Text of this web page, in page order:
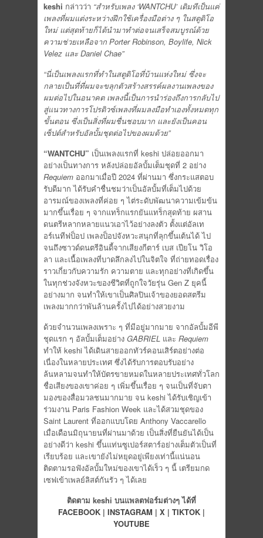
keshi กล่าวว่า “สำหรับเพลง ‘WANTCHU’ เดิมทีเป็นแค่
เพลงที่ผมแต่งระหว่างฝึกใช้เครื่องมือต่าง ๆ ในสตูดิโอ
ใหม่ แต่สุดท้ายก็ได้นำมาทำต่อจนเสร็จสมบูรณ์ด้วย
ความช่วยเหลือจาก Porter Robinson, Boylife, Nick
Velez และ Daniel Chae”
“นี่เป็นเพลงแรกที่ทำในสตูดิโอที่บ้านแห่งใหม่ ซึ่งจะ
กลายเป็นที่ที่ผมจะขลุกตัวสร้างสรรค์ผลงานเพลงของ
ผมต่อไปในอนาคต เพลงนี้เป็นการนำร่องถึงการกลับไป
สู่แนวทางการโปรดิวซ์เพลงที่ผมลงมือทำเองทั้งหมดทุก
ขั้นตอน ซึ่งเป็นสิ่งที่ผมชื่นชอบมาก และยังเป็นคอน
เซ็ปต์สำหรับอัลบั้มชุดต่อไปของผมด้วย”
“WANTCHU” เป็นเพลงแรกที่ keshi ปล่อยออกมา
อย่างเป็นทางการ หลังปล่อยอัลบั้มเต็มชุดที่ 2 อย่าง
Requiem ออกมาเมื่อปี 2024 ที่ผ่านมา ซึ่งกระแสตอบ
รับดีมาก ได้รับคำชื่นชมว่าเป็นอัลบั้มที่เต็มไปด้วย
อารมณ์ของเพลงที่ค่อย ๆ ไต่ระดับพัฒนาความเข้มข้น
มากขึ้นเรื่อย ๆ จากแทร็กแรกยันแทร็กสุดท้าย ผสาน
ดนตรีหลากหลายแนวเอาไว้อย่างลงตัว ตั้งแต่อัลเท
อร์เนทีฟป็อป เพลงป็อปจังหวะสนุกที่ลุกขึ้นเต้นได้ ไป
จนถึงซาวด์ดนตรีอินดี้จากเสียงกีตาร์ เบส เปียโน วิโอ
ลา และเนื้อเพลงที่บาดลึกลงไปในจิตใจ ที่ถ่ายทอดเรื่อง
ราวเกี่ยวกับความรัก ความตาย และทุกอย่างที่เกิดขึ้น
ในทุกช่วงจังหวะของชีวิตที่ถูกใจวัยรุ่น Gen Z ยุคนี้
อย่างมาก จนทำให้เขาเป็นศิลปินเจ้าของยอดสตรีม
เพลงมากกว่าพันล้านครั้งไปได้อย่างสวยงาม
ด้วยจำนวนเพลงเพราะ ๆ ที่มีอยู่มากมาย จากอัลบั้มอีพี
ชุดแรก ๆ อัลบั้มเต็มอย่าง GABRIEL และ Requiem
ทำให้ keshi ได้เดินสายออกทัวร์คอนเสิร์ตอย่างต่อ
เนื่องในหลายประเทศ ซึ่งได้รับการตอบรับอย่าง
ล้นหลามจนทำให้บัตรขายหมดในหลายประเทศทั่วโลก
ชื่อเสียงของเขาค่อย ๆ เพิ่มขึ้นเรื่อย ๆ จนเป็นที่จับตา
มองของสื่อมวลชนมากมาย จน keshi ได้รับเชิญเข้า
ร่วมงาน Paris Fashion Week และได้สวมชุดของ
Saint Laurent ที่ออกแบบโดย Anthony Vaccarello
เมื่อเดือนมิถุนายนที่ผ่านมาด้วย เป็นสิ่งที่ยืนยันได้เป็น
อย่างดีว่า keshi ขึ้นแท่นซูเปอร์สตาร์อย่างเต็มตัวเป็นที่
เรียบร้อย และเขายังไม่หยุดอยู่เพียงเท่านี้แน่นอน
ติดตามรอฟังอัลบั้มใหม่ของเขาได้เร็ว ๆ นี้ เตรียมกด
เซฟเข้าเพลย์ลิสต์กันรัว ๆ ได้เลย
ติดตาม keshi บนแพลตฟอร์มต่างๆ ได้ที่
FACEBOOK | INSTAGRAM | X | TIKTOK |
YOUTUBE